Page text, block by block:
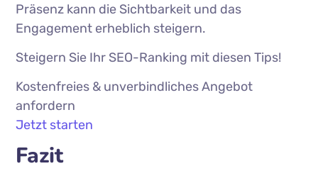
Präsenz kann die Sichtbarkeit und das
Engagement erheblich steigern.
Steigern Sie Ihr SEO-Ranking mit diesen Tips!
Kostenfreies & unverbindliches Angebot
anfordern
Jetzt starten
Fazit